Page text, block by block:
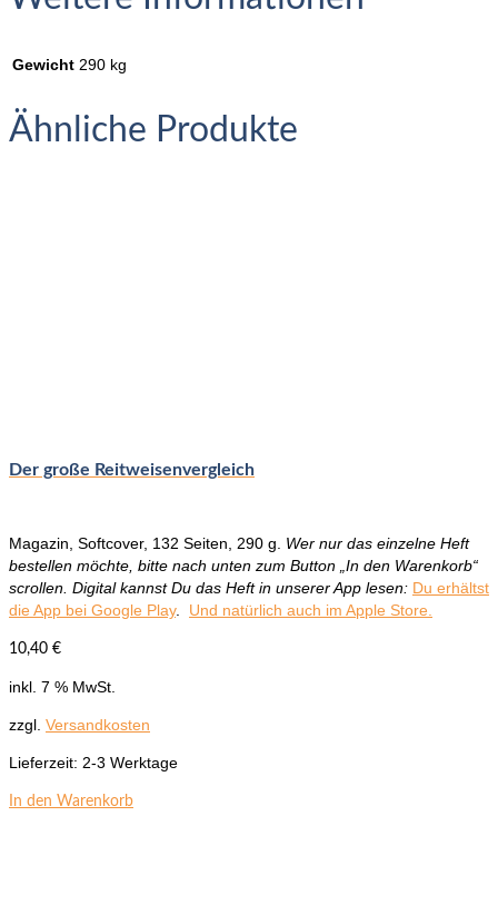
Gewicht 290 kg
Ähnliche Produkte
Der große Reitweisenvergleich
Magazin, Softcover, 132 Seiten, 290 g. Wer nur das einzelne Heft
bestellen möchte, bitte nach unten zum Button „In den Warenkorb“
scrollen. Digital kannst Du das Heft in unserer App lesen: Du erhältst
die App bei Google Play. Und natürlich auch im Apple Store.
10,40 €
inkl. 7 % MwSt.
zzgl. Versandkosten
Lieferzeit: 2-3 Werktage
In den Warenkorb